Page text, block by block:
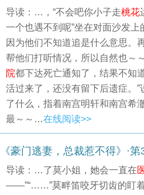
导读：…，“不会吧你小子走桃花
一个也遇不到呢”坐在对面沙发上
因为他们不知道追是什么意思。
帮他们打听情况，所以自然也～
院都下达死亡通知了，结果不知
活过来了，还没有留下后遗症。”
了什么，指着南宫明轩和南宫希
最～～…在线阅读>>
《豪门逃妻，总裁惹不得》·
导读：…了莫小姐，她会一直在
——”“……”莫畔笛咬牙切齿的盯